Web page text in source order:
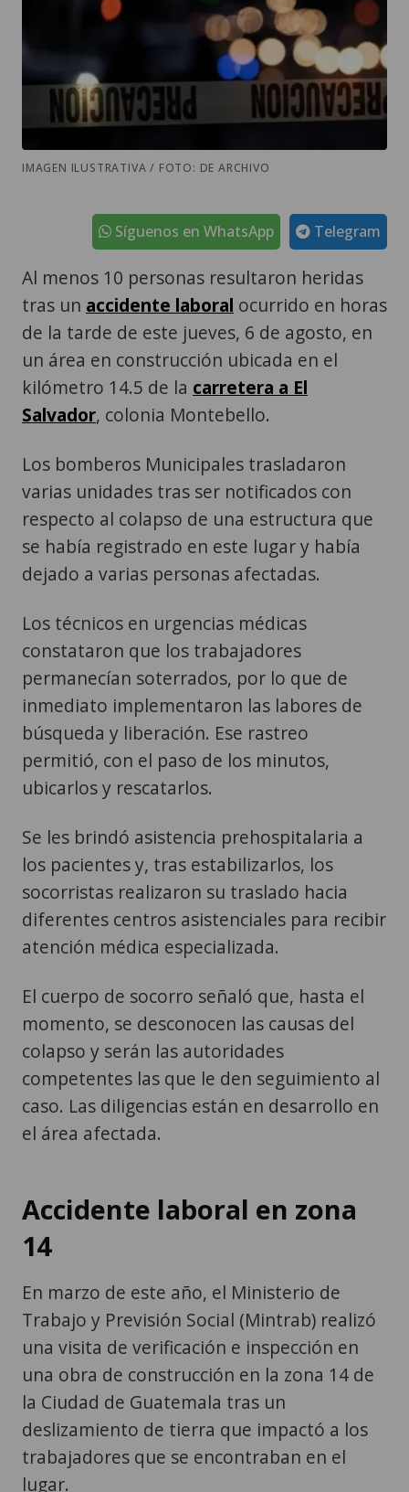
IMAGEN ILUSTRATIVA / FOTO: DE ARCHIVO
Telegram
Síguenos en WhatsApp
Al menos 10 personas resultaron heridas
tras un accidente laboral ocurrido en horas
de la tarde de este jueves, 6 de agosto, en
un área en construcción ubicada en el
kilómetro 14.5 de la carretera a El
Salvador, colonia Montebello.
Los bomberos Municipales trasladaron
varias unidades tras ser notificados con
respecto al colapso de una estructura que
se había registrado en este lugar y había
dejado a varias personas afectadas.
Los técnicos en urgencias médicas
constataron que los trabajadores
permanecían soterrados, por lo que de
inmediato implementaron las labores de
búsqueda y liberación. Ese rastreo
permitió, con el paso de los minutos,
ubicarlos y rescatarlos.
Se les brindó asistencia prehospitalaria a
los pacientes y, tras estabilizarlos, los
socorristas realizaron su traslado hacia
diferentes centros asistenciales para recibir
atención médica especializada.
El cuerpo de socorro señaló que, hasta el
momento, se desconocen las causas del
colapso y serán las autoridades
competentes las que le den seguimiento al
caso. Las diligencias están en desarrollo en
el área afectada.
Accidente laboral en zona
14
En marzo de este año, el Ministerio de
Trabajo y Previsión Social (Mintrab) realizó
una visita de verificación e inspección en
una obra de construcción en la zona 14 de
la Ciudad de Guatemala tras un
deslizamiento de tierra que impactó a los
trabajadores que se encontraban en el
lugar.